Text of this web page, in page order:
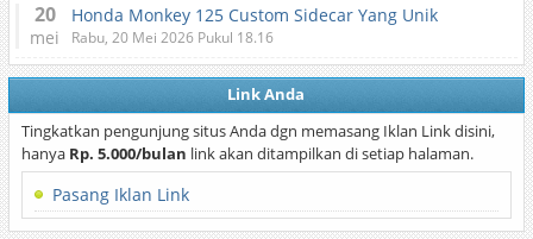
20
mei
Honda Monkey 125 Custom Sidecar Yang Unik
Rabu, 20 Mei 2026 Pukul 18.16
Link Anda
Tingkatkan pengunjung situs Anda dgn memasang Iklan Link disini,
hanya Rp. 5.000/bulan link akan ditampilkan di setiap halaman.
Pasang Iklan Link